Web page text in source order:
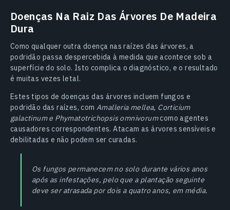
Doenças Na Raiz Das Árvores De Madeira
Dura
Como qualquer outra doença nas raízes das árvores, a
podridão passa despercebida à medida que acontece sob a
superfície do solo. Isto complica o diagnóstico, e o resultado
é muitas vezes letal.
Estes tipos de doenças das árvores incluem fungos e
podridão das raízes, com Amalleria mellea, Corticium
galactinum e Phymatotrichopsis omnivorumcomo agentes
causadores correspondentes. Atacam as árvores sensíveis e
debilitadas e não podem ser curadas.
Os fungos permanecem no solo durante vários anos
após as infestações, pelo que a plantação seguinte
deve ser atrasada por dois a quatro anos, em média.